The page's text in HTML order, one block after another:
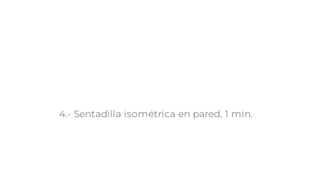
4.- Sentadilla isométrica en pared, 1 min.